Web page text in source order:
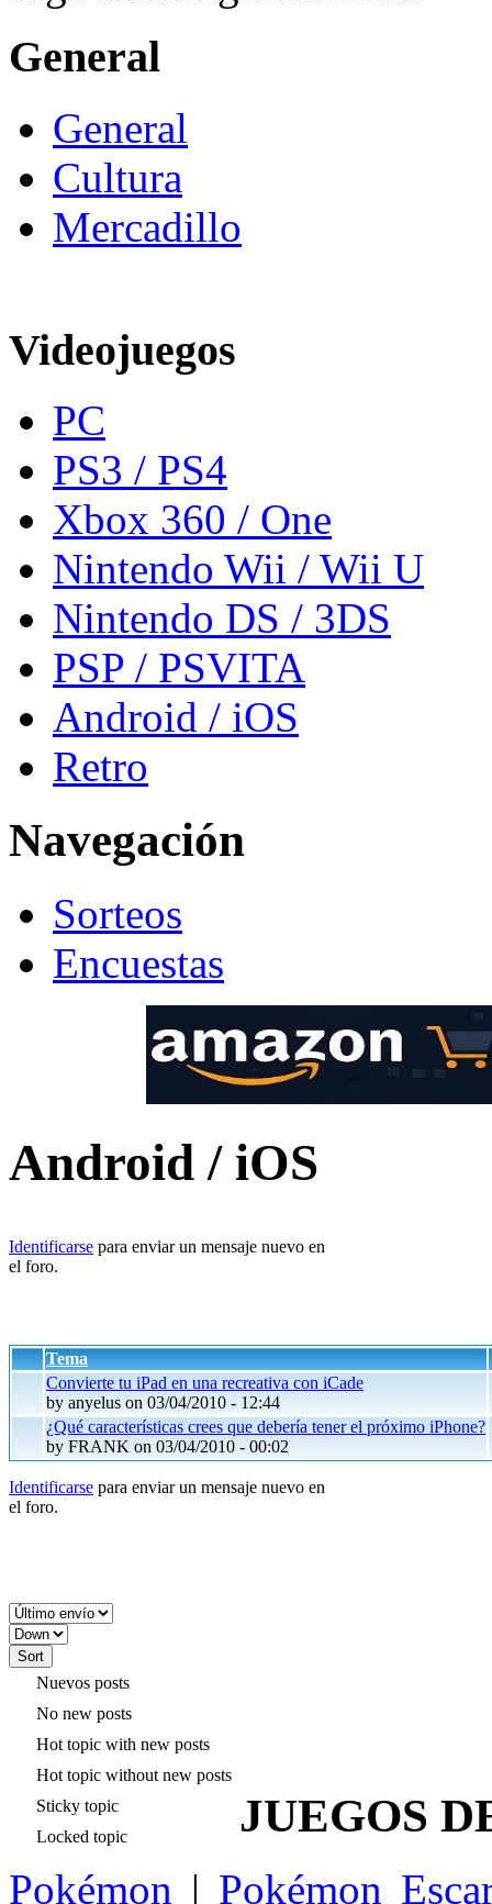
General
General
Cultura
Mercadillo
Videojuegos
PC
PS3 / PS4
Xbox 360 / One
Nintendo Wii / Wii U
Nintendo DS / 3DS
PSP / PSVITA
Android / iOS
Retro
Navegación
Sorteos
Encuestas
Android / iOS
Identificarse para enviar un mensaje nuevo en
el foro.
Tema
Convierte tu iPad en una recreativa con iCade
by anyelus on 03/04/2010 - 12:44
¿Qué características crees que debería tener el próximo iPhone?
by FRANK on 03/04/2010 - 00:02
Identificarse para enviar un mensaje nuevo en
el foro.
Nuevos posts
No new posts
Hot topic with new posts
Hot topic without new posts
Sticky topic
Locked topic
JUEGOS
Pokémon | Pokémon